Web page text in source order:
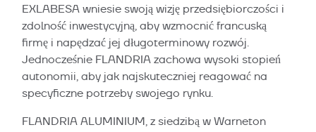
EXLABESA wniesie swoją wizję przedsiębiorczości i
zdolność inwestycyjną, aby wzmocnić francuską
firmę i napędzać jej długoterminowy rozwój.
Jednocześnie FLANDRIA zachowa wysoki stopień
autonomii, aby jak najskuteczniej reagować na
specyficzne potrzeby swojego rynku.
FLANDRIA ALUMINIUM, z siedzibą w Warneton